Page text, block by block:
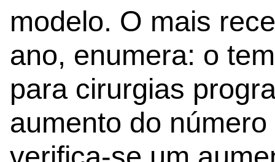
modelo. O mais
ano, enumera: o
para cirurgias
aumento do